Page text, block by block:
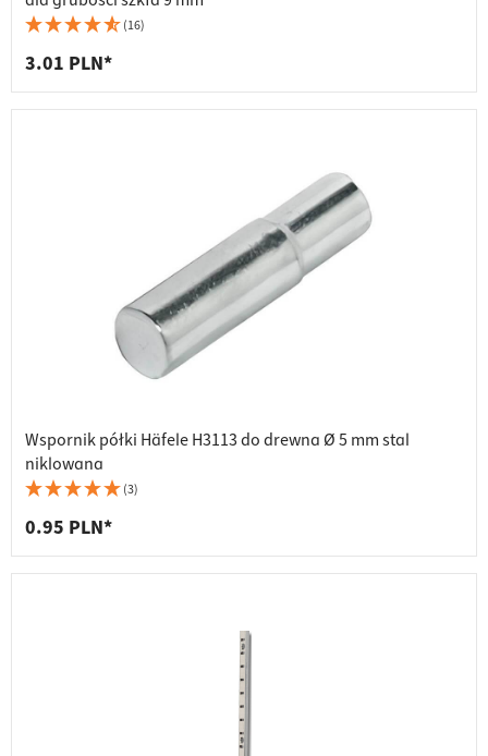
(16)
3.01 PLN*
Wspornik półki Häfele H3113 do drewna Ø 5 mm stal
niklowana
(3)
0.95 PLN*